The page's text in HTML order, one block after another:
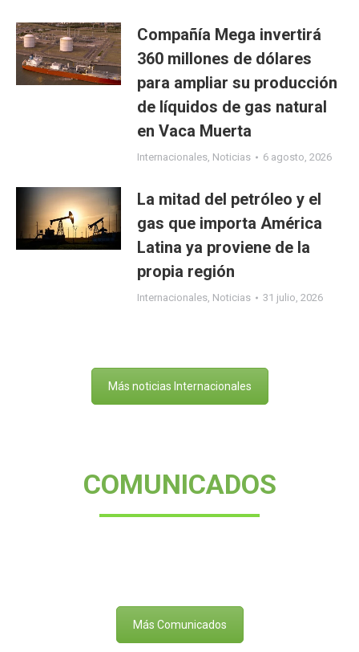
Compañía Mega invertirá
360 millones de dólares
para ampliar su producción
de líquidos de gas natural
en Vaca Muerta
Internacionales, Noticias 6 agosto, 2026
La mitad del petróleo y el
gas que importa América
Latina ya proviene de la
propia región
Internacionales, Noticias 31 julio, 2026
Más noticias Internacionales
COMUNICADOS
Más Comunicados